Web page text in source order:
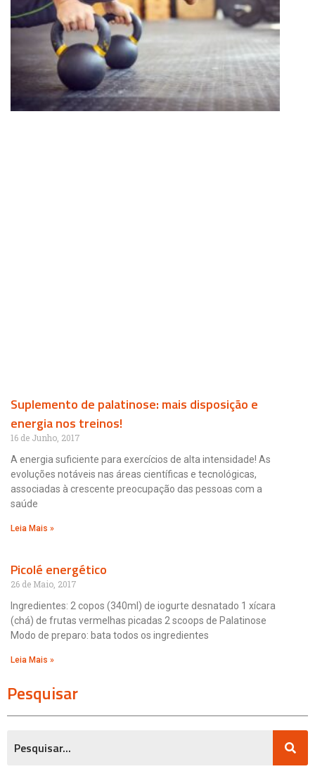
Suplemento de palatinose: mais disposição e
energia nos treinos!
16 de Junho, 2017
A energia suficiente para exercícios de alta intensidade! As
evoluções notáveis nas áreas científicas e tecnológicas,
associadas à crescente preocupação das pessoas com a
saúde
Leia Mais »
Picolé energético
26 de Maio, 2017
Ingredientes: 2 copos (340ml) de iogurte desnatado 1 xícara
(chá) de frutas vermelhas picadas 2 scoops de Palatinose
Modo de preparo: bata todos os ingredientes
Leia Mais »
Pesquisar